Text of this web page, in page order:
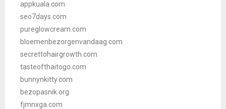
appkuala.com
seo7days.com
pureglowcream.com
bloemenbezorgenvandaag.com
secrettohairgrowth.com
tasteofthaitogo.com
bunnynkitty.com
bezopasnik.org
fjmnxga.com